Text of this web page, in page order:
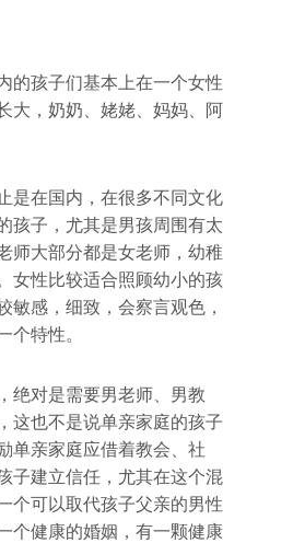
的孩子们基本上在一个女性
大，奶奶、姥姥、妈妈、阿
是在国内，在很多不同文化
孩子，尤其是男孩周围有太
师大部分都是女老师，幼稚
女性比较适合照顾幼小的孩
敏感，细致，会察言观色，
个特性。
绝对是需要男老师、男教
这也不是说单亲家庭的孩子
单亲家庭应借着教会、社
子建立信任，尤其在这个混
个可以取代孩子父亲的男性
个健康的婚姻，有一颗健康